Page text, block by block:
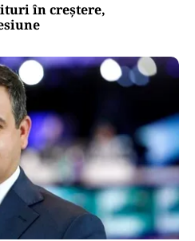
în creștere,